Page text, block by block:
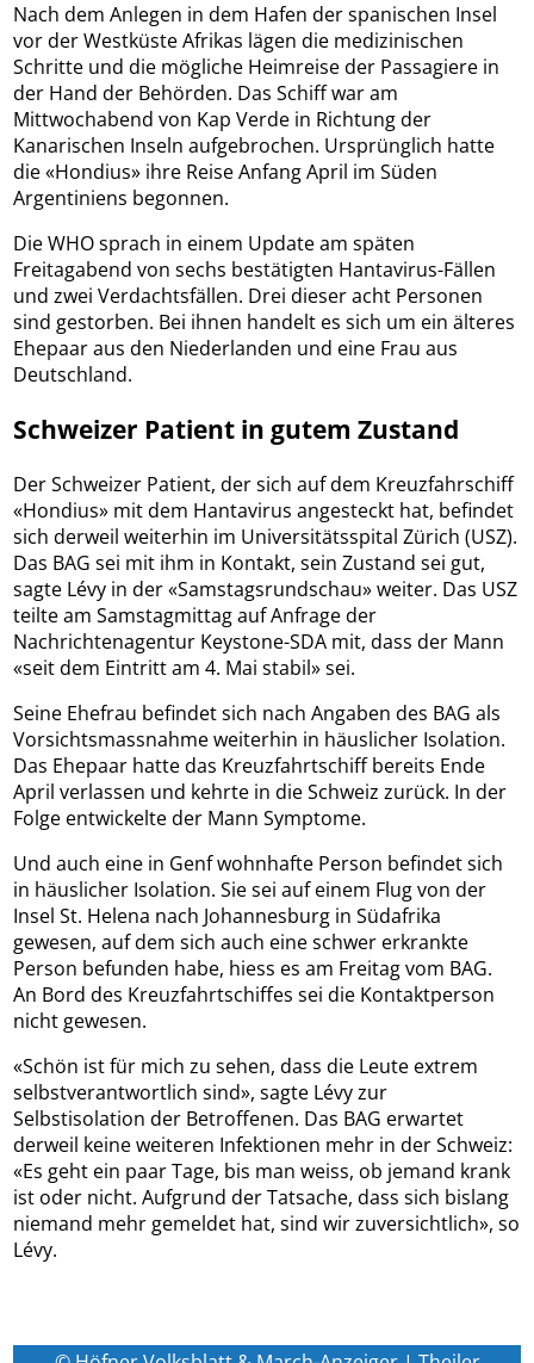
Nach dem Anlegen in dem Hafen der spanischen Insel
vor der Westküste Afrikas lägen die medizinischen
Schritte und die mögliche Heimreise der Passagiere in
der Hand der Behörden. Das Schiff war am
Mittwochabend von Kap Verde in Richtung der
Kanarischen Inseln aufgebrochen. Ursprünglich hatte
die «Hondius» ihre Reise Anfang April im Süden
Argentiniens begonnen.
Die WHO sprach in einem Update am späten
Freitagabend von sechs bestätigten Hantavirus-Fällen
und zwei Verdachtsfällen. Drei dieser acht Personen
sind gestorben. Bei ihnen handelt es sich um ein älteres
Ehepaar aus den Niederlanden und eine Frau aus
Deutschland.
Schweizer Patient in gutem Zustand
Der Schweizer Patient, der sich auf dem Kreuzfahrschiff
«Hondius» mit dem Hantavirus angesteckt hat, befindet
sich derweil weiterhin im Universitätsspital Zürich (USZ).
Das BAG sei mit ihm in Kontakt, sein Zustand sei gut,
sagte Lévy in der «Samstagsrundschau» weiter. Das USZ
teilte am Samstagmittag auf Anfrage der
Nachrichtenagentur Keystone-SDA mit, dass der Mann
«seit dem Eintritt am 4. Mai stabil» sei.
Seine Ehefrau befindet sich nach Angaben des BAG als
Vorsichtsmassnahme weiterhin in häuslicher Isolation.
Das Ehepaar hatte das Kreuzfahrtschiff bereits Ende
April verlassen und kehrte in die Schweiz zurück. In der
Folge entwickelte der Mann Symptome.
Und auch eine in Genf wohnhafte Person befindet sich
in häuslicher Isolation. Sie sei auf einem Flug von der
Insel St. Helena nach Johannesburg in Südafrika
gewesen, auf dem sich auch eine schwer erkrankte
Person befunden habe, hiess es am Freitag vom BAG.
An Bord des Kreuzfahrtschiffes sei die Kontaktperson
nicht gewesen.
«Schön ist für mich zu sehen, dass die Leute extrem
selbstverantwortlich sind», sagte Lévy zur
Selbstisolation der Betroffenen. Das BAG erwartet
derweil keine weiteren Infektionen mehr in der Schweiz:
«Es geht ein paar Tage, bis man weiss, ob jemand krank
ist oder nicht. Aufgrund der Tatsache, dass sich bislang
niemand mehr gemeldet hat, sind wir zuversichtlich», so
Lévy.